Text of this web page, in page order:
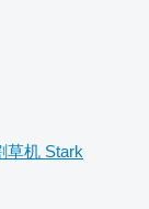
草机 Stark